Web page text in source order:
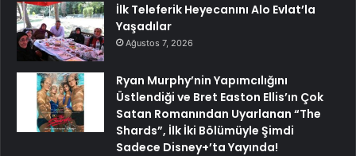
İlk Teleferik Heyecanını Alo Evlat’la
Yaşadılar
Ağustos 7, 2026
Ryan Murphy’nin Yapımcılığını
Üstlendiği ve Bret Easton Ellis’ın Çok
Satan Romanından Uyarlanan “The
Shards”, İlk İki Bölümüyle Şimdi
Sadece Disney+’ta Yayında!